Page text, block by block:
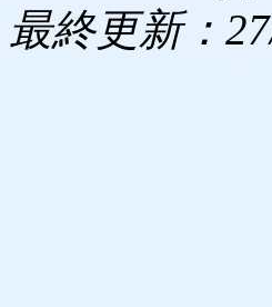
最終更新：